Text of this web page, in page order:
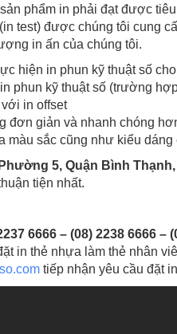
phẩm in phải đạt được
test) được chúng tôi cung
in ấn của chúng tôi.
hiện in phun kỹ thuật số
phun kỹ thuật số (trường
in offset
đơn giản và nhanh chóng
màu sắc cũng như kiểu dáng
5, Quận Bình Thạnh,
tiện nhất.
6666 – (08) 2238 6666 –
in thẻ nhựa làm thẻ nhân
tiếp nhận yêu cầu đặt